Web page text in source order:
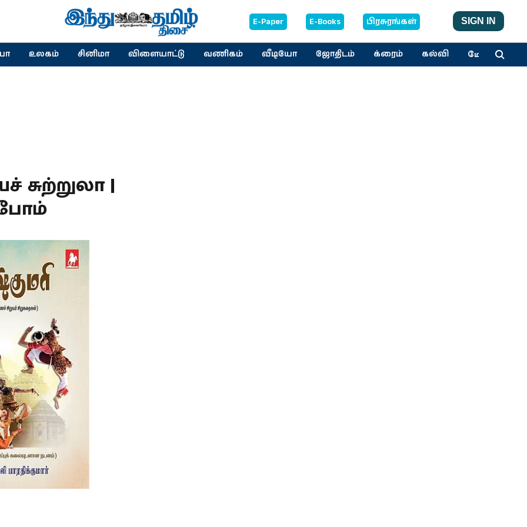
E-Paper E-Books பிரசுரங்கள் SIGN IN
உலகம் சினிமா விளையாட்டு வணிகம் வீடியோ ஜோதிடம் க்ரைம் கல்வி மேலும்
சுற்றுலா |